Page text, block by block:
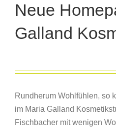
Neue
Galland
Rundherum Wohlfühlen, so
im Maria Galland
Fischbacher mit wenigen